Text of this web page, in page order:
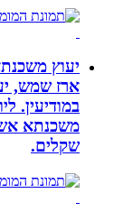
יעוץ
ארז שמש,
במודיעין.
משכנתא אשר
שקלים.